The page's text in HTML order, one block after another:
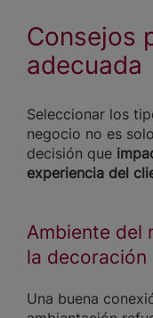
Consejos
adecuada
Seleccionar los
negocio no es
decisión que
experiencia del
Ambiente del
la decoración
Una buena